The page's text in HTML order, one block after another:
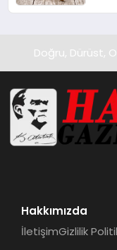
Doğru, Dürüst,
Hakkımızda
İletişimGizlilik